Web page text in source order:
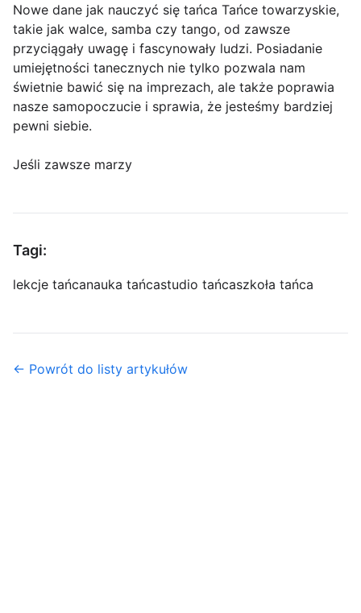
Nowe dane jak nauczyć się tańca Tańce towarzyskie,
takie jak walce, samba czy tango, od zawsze
przyciągały uwagę i fascynowały ludzi. Posiadanie
umiejętności tanecznych nie tylko pozwala nam
świetnie bawić się na imprezach, ale także poprawia
nasze samopoczucie i sprawia, że jesteśmy bardziej
pewni siebie.
Jeśli zawsze marzy
Tagi:
lekcje tańcanauka tańcastudio tańcaszkoła tańca
← Powrót do listy artykułów